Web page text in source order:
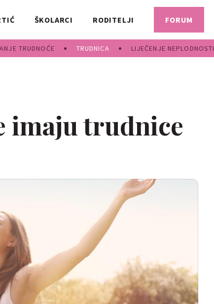
TRUDNOĆE TRUDNICA LIJEČENJE NEPLODNOSTI
ŠKOLARCI RODITELJI FORUM
imaju trudnice